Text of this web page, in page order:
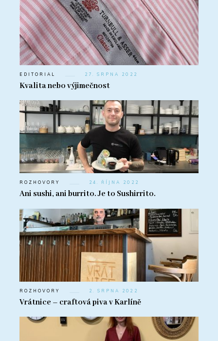
EDITORIAL 27. SRPNA 2022
Kvalita nebo výjimečnost
ROZHOVORY 24. ŘÍJNA 2022
Ani sushi, ani burrito. Je to Sushirrito.
ROZHOVORY 2. SRPNA 2022
Vrátnice – craftová piva v Karlíně